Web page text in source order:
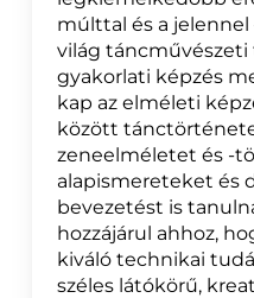
múlttal és a jelennel
világ táncművészeti
gyakorlati képzés
kap az elméleti
között
zeneelméletet és -
alapismereteket és
bevezetést is
hozzájárul ahhoz,
kiváló technikai
széles látókörű,